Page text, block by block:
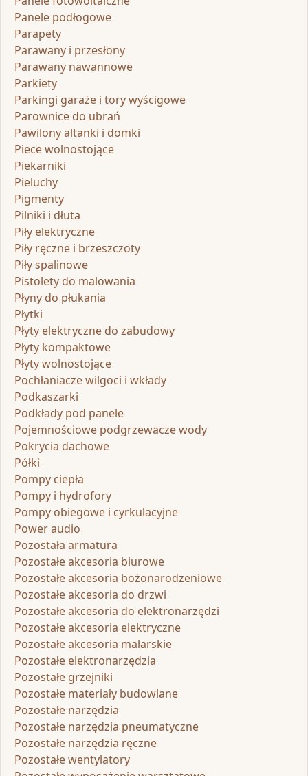
Panele podłogowe
Parapety
Parawany i przesłony
Parawany nawannowe
Parkiety
Parkingi garaże i tory wyścigowe
Parownice do ubrań
Pawilony altanki i domki
Piece wolnostojące
Piekarniki
Pieluchy
Pigmenty
Pilniki i dłuta
Piły elektryczne
Piły ręczne i brzeszczoty
Piły spalinowe
Pistolety do malowania
Płyny do płukania
Płytki
Płyty elektryczne do zabudowy
Płyty kompaktowe
Płyty wolnostojące
Pochłaniacze wilgoci i wkłady
Podkaszarki
Podkłady pod panele
Pojemnościowe podgrzewacze wody
Pokrycia dachowe
Półki
Pompy ciepła
Pompy i hydrofory
Pompy obiegowe i cyrkulacyjne
Power audio
Pozostała armatura
Pozostałe akcesoria biurowe
Pozostałe akcesoria bożonarodzeniowe
Pozostałe akcesoria do drzwi
Pozostałe akcesoria do elektronarzędzi
Pozostałe akcesoria elektryczne
Pozostałe akcesoria malarskie
Pozostałe elektronarzędzia
Pozostałe grzejniki
Pozostałe materiały budowlane
Pozostałe narzędzia
Pozostałe narzędzia pneumatyczne
Pozostałe narzędzia ręczne
Pozostałe wentylatory